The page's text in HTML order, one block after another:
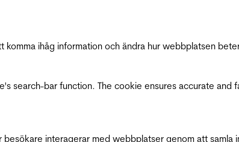
ihåg information och ändra hur webbplatsen
search-bar function. The cookie ensures accurate and
interagerar med webbplatser genom att samla